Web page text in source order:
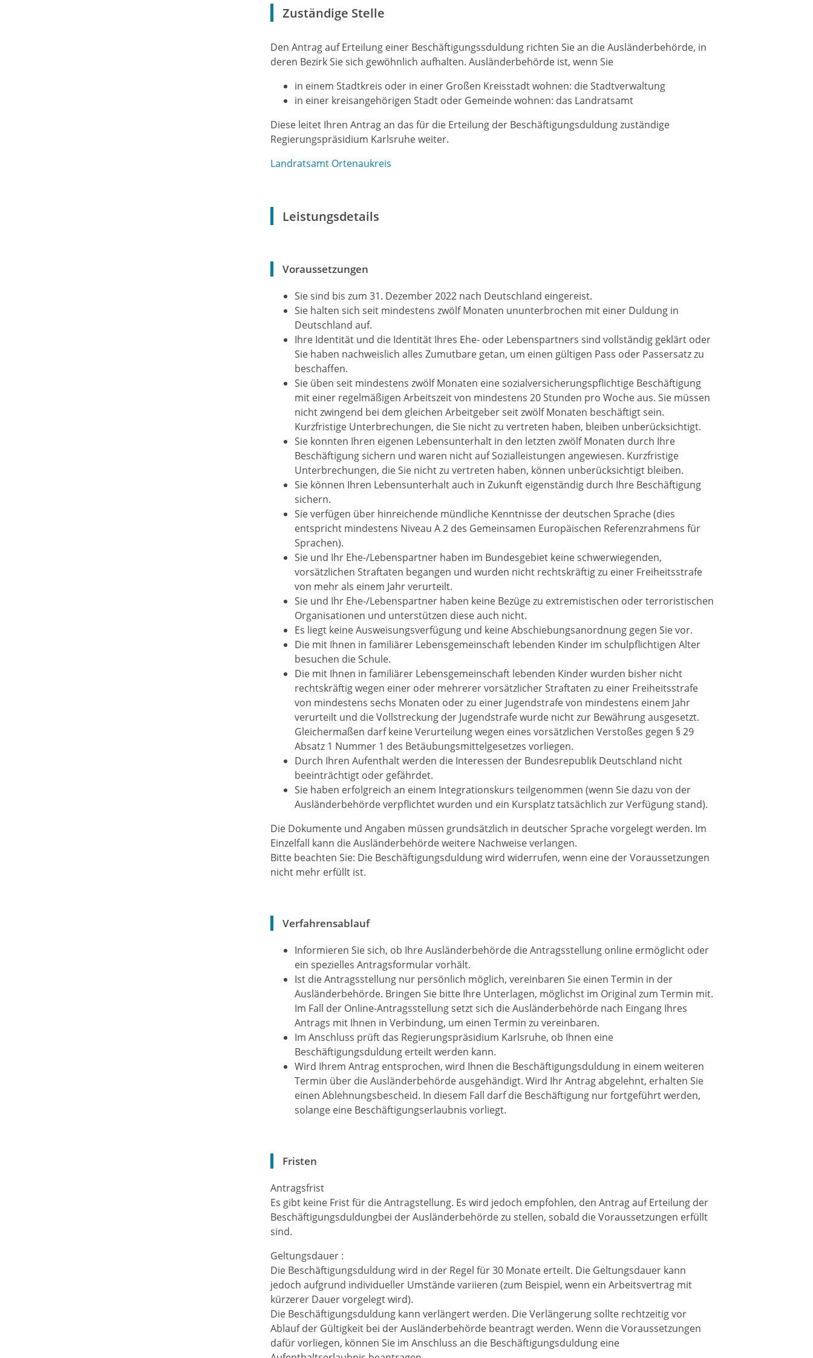
Zuständige Stelle
Den Antrag auf Erteilung einer Beschäftigungssduldung richten Sie an die Ausländerbehörde, in
deren Bezirk Sie sich gewöhnlich aufhalten. Ausländerbehörde ist, wenn Sie
in einem Stadtkreis oder in einer Großen Kreisstadt wohnen: die Stadtverwaltung
in einer kreisangehörigen Stadt oder Gemeinde wohnen: das Landratsamt
Diese leitet Ihren Antrag an das für die Erteilung der Beschäftigungsduldung zuständige
Regierungspräsidium Karlsruhe weiter.
Landratsamt Ortenaukreis
Leistungsdetails
Voraussetzungen
Sie sind bis zum 31. Dezember 2022 nach Deutschland eingereist.
Sie halten sich seit mindestens zwölf Monaten ununterbrochen mit einer Duldung in
Deutschland auf.
Ihre Identität und die Identität Ihres Ehe- oder Lebenspartners sind vollständig geklärt oder
Sie haben nachweislich alles Zumutbare getan, um einen gültigen Pass oder Passersatz zu
beschaffen.
Sie üben seit mindestens zwölf Monaten eine sozialversicherungspflichtige Beschäftigung
mit einer regelmäßigen Arbeitszeit von mindestens 20 Stunden pro Woche aus. Sie müssen
nicht zwingend bei dem gleichen Arbeitgeber seit zwölf Monaten beschäftigt sein.
Kurzfristige Unterbrechungen, die Sie nicht zu vertreten haben, bleiben unberücksichtigt.
Sie konnten Ihren eigenen Lebensunterhalt in den letzten zwölf Monaten durch Ihre
Beschäftigung sichern und waren nicht auf Sozialleistungen angewiesen. Kurzfristige
Unterbrechungen, die Sie nicht zu vertreten haben, können unberücksichtigt bleiben.
Sie können Ihren Lebensunterhalt auch in Zukunft eigenständig durch Ihre Beschäftigung
sichern.
Sie verfügen über hinreichende mündliche Kenntnisse der deutschen Sprache (dies
entspricht mindestens Niveau A 2 des Gemeinsamen Europäischen Referenzrahmens für
Sprachen).
Sie und Ihr Ehe-/Lebenspartner haben im Bundesgebiet keine schwerwiegenden,
vorsätzlichen Straftaten begangen und wurden nicht rechtskräftig zu einer Freiheitsstrafe
von mehr als einem Jahr verurteilt.
Sie und Ihr Ehe-/Lebenspartner haben keine Bezüge zu extremistischen oder terroristischen
Organisationen und unterstützen diese auch nicht.
Es liegt keine Ausweisungsverfügung und keine Abschiebungsanordnung gegen Sie vor.
Die mit Ihnen in familiärer Lebensgemeinschaft lebenden Kinder im schulpflichtigen Alter
besuchen die Schule.
Die mit Ihnen in familiärer Lebensgemeinschaft lebenden Kinder wurden bisher nicht
rechtskräftig wegen einer oder mehrerer vorsätzlicher Straftaten zu einer Freiheitsstrafe
von mindestens sechs Monaten oder zu einer Jugendstrafe von mindestens einem Jahr
verurteilt und die Vollstreckung der Jugendstrafe wurde nicht zur Bewährung ausgesetzt.
Gleichermaßen darf keine Verurteilung wegen eines vorsätzlichen Verstoßes gegen § 29
Absatz 1 Nummer 1 des Betäubungsmittelgesetzes vorliegen.
Durch Ihren Aufenthalt werden die Interessen der Bundesrepublik Deutschland nicht
beeinträchtigt oder gefährdet.
Sie haben erfolgreich an einem Integrationskurs teilgenommen (wenn Sie dazu von der
Ausländerbehörde verpflichtet wurden und ein Kursplatz tatsächlich zur Verfügung stand).
Die Dokumente und Angaben müssen grundsätzlich in deutscher Sprache vorgelegt werden. Im
Einzelfall kann die Ausländerbehörde weitere Nachweise verlangen.
Bitte beachten Sie: Die Beschäftigungsduldung wird widerrufen, wenn eine der Voraussetzungen
nicht mehr erfüllt ist.
Verfahrensablauf
Informieren Sie sich, ob Ihre Ausländerbehörde die Antragsstellung online ermöglicht oder
ein spezielles Antragsformular vorhält.
Ist die Antragsstellung nur persönlich möglich, vereinbaren Sie einen Termin in der
Ausländerbehörde. Bringen Sie bitte Ihre Unterlagen, möglichst im Original zum Termin mit.
Im Fall der Online-Antragsstellung setzt sich die Ausländerbehörde nach Eingang Ihres
Antrags mit Ihnen in Verbindung, um einen Termin zu vereinbaren.
Im Anschluss prüft das Regierungspräsidium Karlsruhe, ob Ihnen eine
Beschäftigungsduldung erteilt werden kann.
Wird Ihrem Antrag entsprochen, wird Ihnen die Beschäftigungsduldung in einem weiteren
Termin über die Ausländerbehörde ausgehändigt. Wird Ihr Antrag abgelehnt, erhalten Sie
einen Ablehnungsbescheid. In diesem Fall darf die Beschäftigung nur fortgeführt werden,
solange eine Beschäftigungserlaubnis vorliegt.
Fristen
Antragsfrist
Es gibt keine Frist für die Antragstellung. Es wird jedoch empfohlen, den Antrag auf Erteilung der
Beschäftigungsduldungbei der Ausländerbehörde zu stellen, sobald die Voraussetzungen erfüllt
sind.
Geltungsdauer :
Die Beschäftigungsduldung wird in der Regel für 30 Monate erteilt. Die Geltungsdauer kann
jedoch aufgrund individueller Umstände variieren (zum Beispiel, wenn ein Arbeitsvertrag mit
kürzerer Dauer vorgelegt wird).
Die Beschäftigungsduldung kann verlängert werden. Die Verlängerung sollte rechtzeitig vor
Ablauf der Gültigkeit bei der Ausländerbehörde beantragt werden. Wenn die Voraussetzungen
dafür vorliegen, können Sie im Anschluss an die Beschäftigungsduldung eine